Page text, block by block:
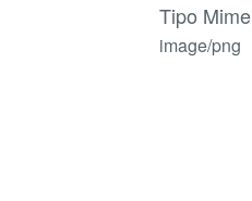
Tipo Mime
image/png